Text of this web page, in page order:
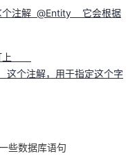
个注解 @Entity 它会根据
打上
个注解，用于指定这个字
数据库语句